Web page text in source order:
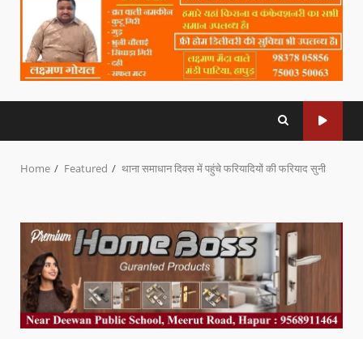
Home Featured थाना समाधान दिवस में पहुंचे फरियादियों की फरियाद सुनी